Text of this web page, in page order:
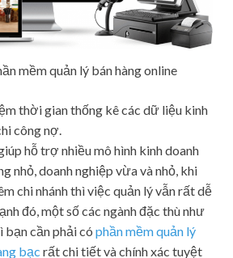
mềm quản lý bán hàng online
thời gian thống kê các dữ liệu kinh
công nợ.
hỗ trợ nhiều mô hình kinh doanh
nhỏ, doanh nghiệp vừa và nhỏ, khi
chi nhánh thì việc quản lý vẫn rất dễ
đó, một số các ngành đặc thù như
bạn cần phải có phần mềm quản lý
bạc rất chi tiết và chính xác tuyệt